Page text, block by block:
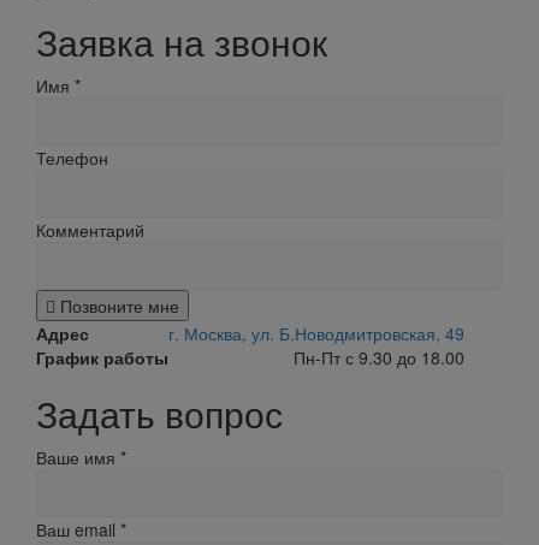
Заявка на звонок
Имя *
Телефон
Комментарий
Позвоните мне
Адрес
г. Москва, ул. Б.Новодмитровская, 49
График работы
Пн-Пт с 9.30 до 18.00
Задать вопрос
Ваше имя *
Ваш email *